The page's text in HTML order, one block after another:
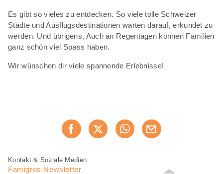
Es gibt so vieles zu entdecken. So viele tolle Schweizer
Städte und Ausflugsdestinationen warten darauf, erkundet zu
werden. Und übrigens, Auch an Regentagen können Familien
ganz schön viel Spass haben.
Wir wünschen dir viele spannende Erlebnisse!
Jetzt weiterempfehlen
Fusszeile
Fusszeile
Navigation
Kontakt & Soziale Medien
Famigros Newsletter